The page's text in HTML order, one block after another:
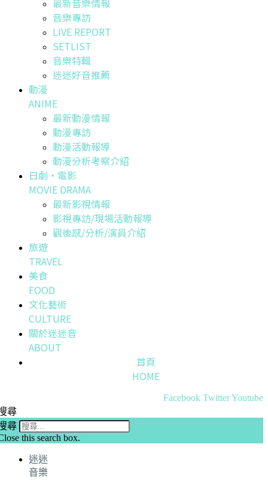
最新音樂情報
音樂專訪
LIVE REPORT
SETLIST
音樂特輯
迷迷好音推薦
動漫
ANIME
最新動漫情報
動漫專訪
動漫活動報導
動漫分析考察介紹
日劇・電影
MOVIE DRAMA
最新影視情報
影視專訪/現場活動報導
觀後感/分析/演員介紹
旅遊
TRAVEL
美食
FOOD
文化藝術
CULTURE
關於迷迷音
ABOUT
首頁
HOME
Facebook TwitterYoutube
尋
尋
this search box.
迷迷
音樂